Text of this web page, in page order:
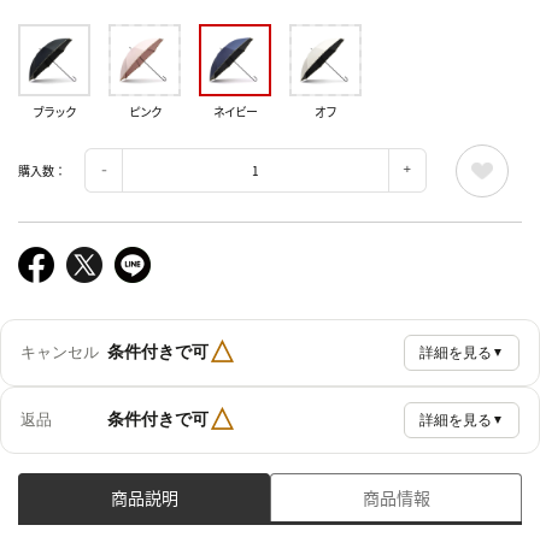
ブラック ピンク ネイビー オフ
購入数：
キャンセル 条件付きで可△ 詳細を見る ▼
返品 条件付きで可△ 詳細を見る ▼
商品説明 商品情報